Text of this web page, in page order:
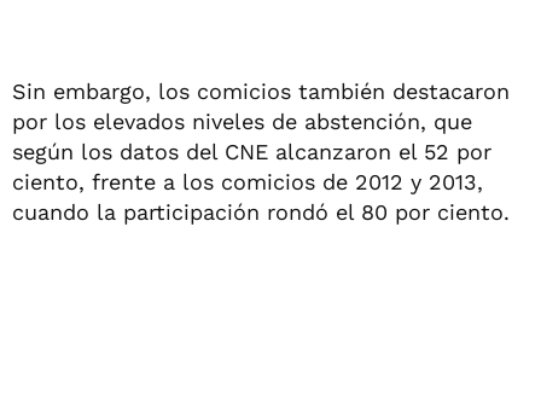
Sin embargo, los comicios también destacaron
por los elevados niveles de abstención, que
según los datos del CNE alcanzaron el 52 por
ciento, frente a los comicios de 2012 y 2013,
cuando la participación rondó el 80 por ciento.